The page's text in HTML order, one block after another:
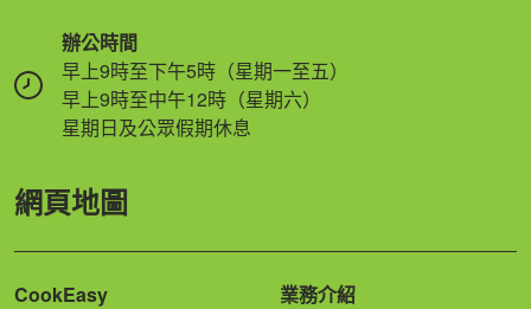
辦公時間
早上9時至下午5時（星期一至五）
早上9時至中午12時（星期六）
星期日及公眾假期休息
網頁地圖
CookEasy 業務介紹